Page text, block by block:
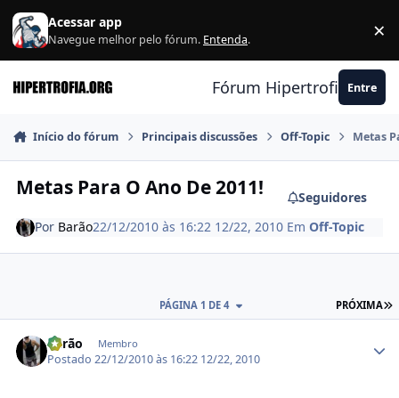
Ir para conteúdo
Acessar app
Navegue melhor pelo fórum. Entenda. ×
Fórum Hipertrofia.org
Entre
Início do fórum Principais discussões Off-Topic Metas
Metas Para O Ano De 2011!
Seguidores
Por Barão22/12/2010 às 16:22 12/22, 2010 EmOff-Topic
PRÓXIMA
PÁGINA 1 DE 4
Barão Membro
Postado22/12/2010 às 16:22 12/22, 2010